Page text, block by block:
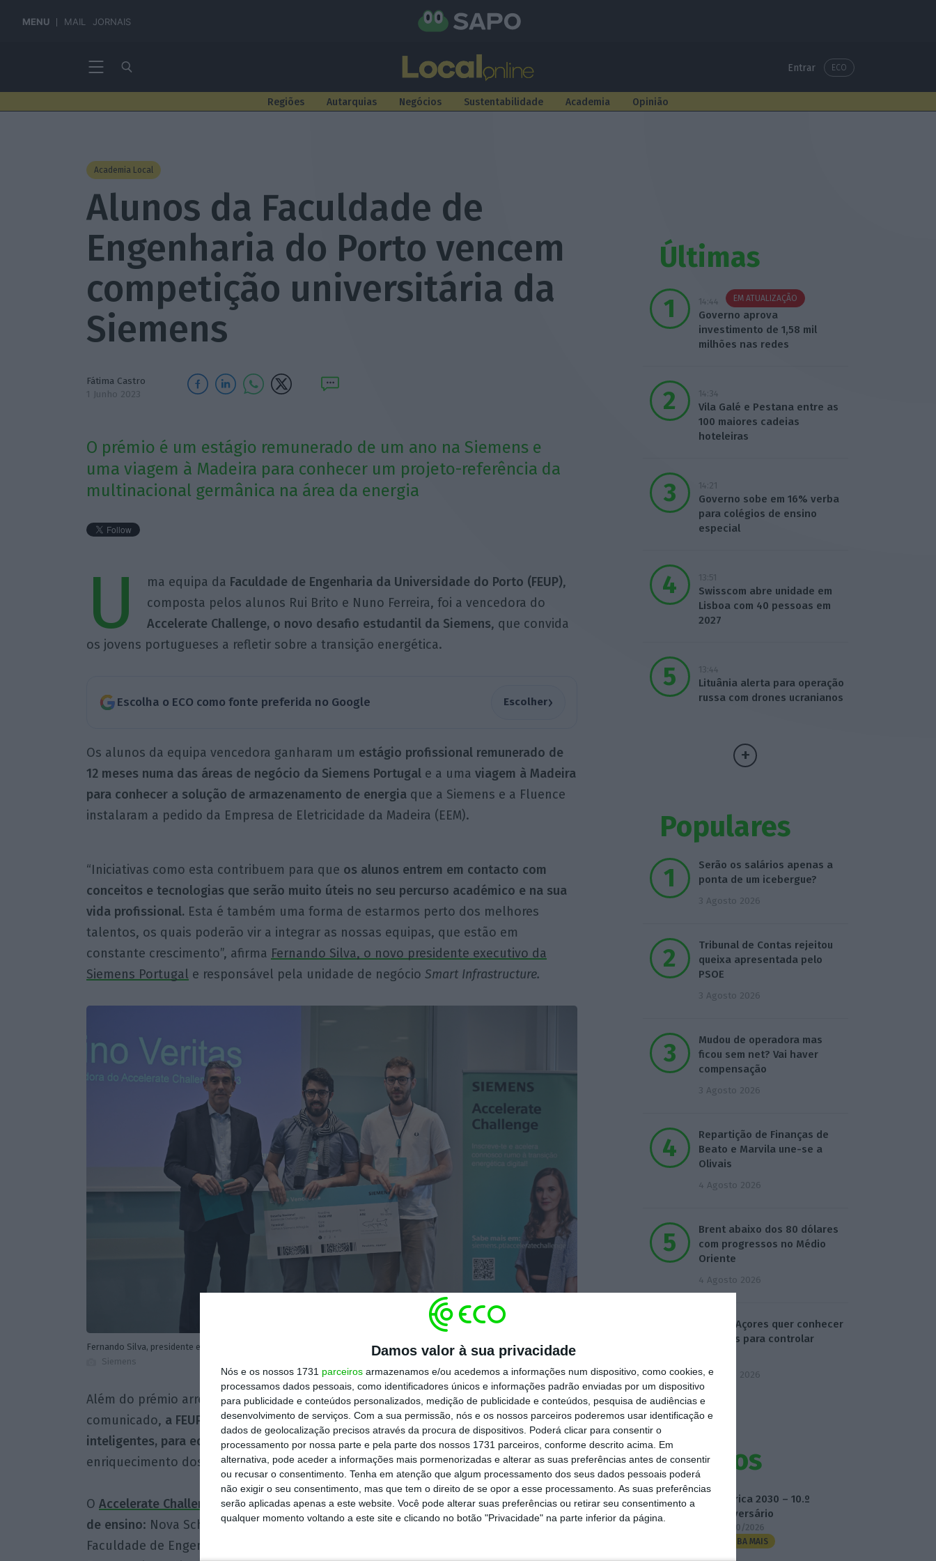
Damos valor à sua privacidade
Nós e os nossos 1731 parceiros armazenamos e/ou acedemos a informações num dispositivo, como cookies, e
processamos dados pessoais, como identificadores únicos e informações padrão enviadas por um dispositivo
para publicidade e conteúdos personalizados, medição de publicidade e conteúdos, pesquisa de audiências e
desenvolvimento de serviços. Com a sua permissão, nós e os nossos parceiros poderemos usar identificação e
dados de geolocalização precisos através da procura de dispositivos. Poderá clicar para consentir o
processamento por nossa parte e pela parte dos nossos 1731 parceiros, conforme descrito acima. Em
alternativa, pode aceder a informações mais pormenorizadas e alterar as suas preferências antes de consentir
ou recusar o consentimento. Tenha em atenção que algum processamento dos seus dados pessoais poderá
não exigir o seu consentimento, mas que tem o direito de se opor a esse processamento. As suas preferências
serão aplicadas apenas a este website. Você pode alterar suas preferências ou retirar seu consentimento a
qualquer momento voltando a este site e clicando no botão "Privacidade" na parte inferior da página.
MENU MAIL JORNAIS
Entrar ECO
Regiões Autarquias Negócios Sustentabilidade Academia Opinião
Academia Local
Alunos da Faculdade de
Engenharia do Porto vencem
competição universitária da
Siemens
Fátima Castro
1 Junho 2023
O prémio é um estágio remunerado de um ano na Siemens e
uma viagem à Madeira para conhecer um projeto-referência da
multinacional germânica na área da energia
U ma equipa da Faculdade de Engenharia da Universidade do Porto (FEUP),
composta pelos alunos Rui Brito e Nuno Ferreira, foi a vencedora do
Accelerate Challenge, o novo desafio estudantil da Siemens, que convida
os jovens portugueses a refletir sobre a transição energética.
Escolha o ECO como fonte preferida no Google Escolher›
Os alunos da equipa vencedora ganharam um estágio profissional remunerado de
12 meses numa das áreas de negócio da Siemens Portugale a uma viagem à Madeira
para conhecer a solução de armazenamento de energiaque a Siemens e a Fluence
instalaram a pedido da Empresa de Eletricidade da Madeira (EEM).
“Iniciativas como esta contribuem para que os alunos entrem em contacto com
conceitos e tecnologias que serão muito úteis no seu percurso académico e na sua
vida profissional. Esta é também uma forma de estarmos perto dos melhores
talentos, os quais poderão vir a integrar as nossas equipas, que estão em
constante crescimento”, afirma Fernando Silva, o novo presidente executivo da
Siemens Portugal e responsável pela unidade de negócio Smart Infrastructure.
Fernando Silva, presidente executivo da Siemens Portugal, com os alunos vencedores.
Siemens
Além do prémio arrecadado pelos estudantes, indica a empresa no mesmo
comunicado, a FEUP vai receber soluções da Siemens da área das infraestruturas
inteligentes, para equipar os seus espaços letivos, contribuindo para o
enriquecimento dos planos curriculares.
O Accelerate Challenge
contou com a participação de 17 equipas de dez instituições
de ensino: Nova School of Science and Technology, Universidade de Coimbra,
Faculdade de Engenharia da Universidade do Porto, Instituto Superior de
Últimas
14:44 EM ATUALIZAÇÃO
Governo aprova
investimento de 1,58 mil
milhões nas redes
14:34
Vila Galé e Pestana entre as
100 maiores cadeias
hoteleiras
14:21
Governo sobe em 16% verba
para colégios de ensino
especial
13:51
Swisscom abre unidade em
Lisboa com 40 pessoas em
2027
13:44
Lituânia alerta para operação
russa com drones ucranianos
Populares
Serão os salários apenas a
ponta de um icebergue?
3 Agosto 2026
Tribunal de Contas rejeitou
queixa apresentada pelo
PSOE
3 Agosto 2026
Mudou de operadora mas
ficou sem net? Vai haver
compensação
3 Agosto 2026
Repartição de Finanças de
Beato e Marvila une-se a
Olivais
4 Agosto 2026
Brent abaixo dos 80 dólares
com progressos no Médio
Oriente
4 Agosto 2026
Chega/Açores quer conhecer
medidas para controlar
5 Agosto 2026
Eventos
Fábrica 2030 – 10.º
Aniversário
14/10/2026
SAIBA MAIS